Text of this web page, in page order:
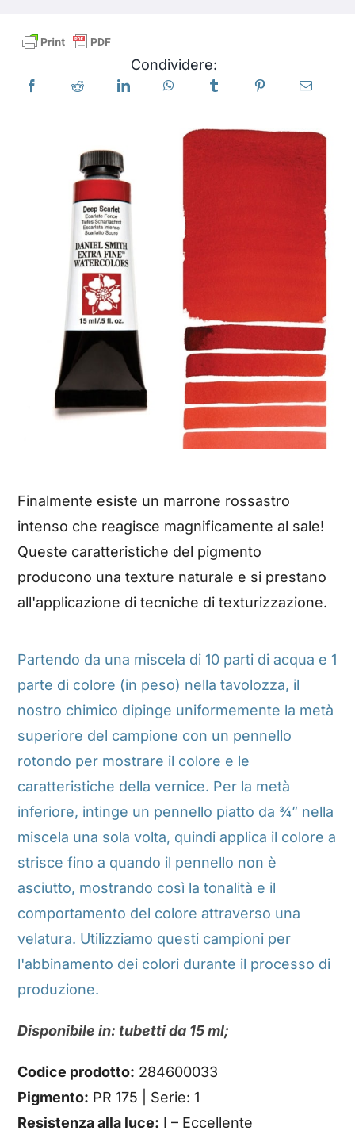
Libri
Eventi
Trova un rivenditore
Condividere:
Finalmente esiste un marrone rossastro
intenso che reagisce magnificamente al sale!
Queste caratteristiche del pigmento
producono una texture naturale e si prestano
all'applicazione di tecniche di texturizzazione.
Partendo da una miscela di 10 parti di acqua e 1
parte di colore (in peso) nella tavolozza, il
nostro chimico dipinge uniformemente la metà
superiore del campione con un pennello
rotondo per mostrare il colore e le
caratteristiche della vernice. Per la metà
inferiore, intinge un pennello piatto da ¾” nella
miscela una sola volta, quindi applica il colore a
strisce fino a quando il pennello non è
asciutto, mostrando così la tonalità e il
comportamento del colore attraverso una
velatura. Utilizziamo questi campioni per
l'abbinamento dei colori durante il processo di
produzione.
Disponibile in: tubetti da 15 ml;
Codice prodotto: 284600033
Pigmento: PR 175 | Serie: 1
Resistenza alla luce: I – Eccellente